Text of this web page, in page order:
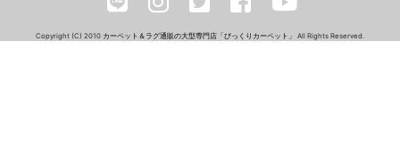
Copyright (C) 2010 カーペット＆ラグ通販の大型専門店「びっくりカーペット」 All Rights Reserved.